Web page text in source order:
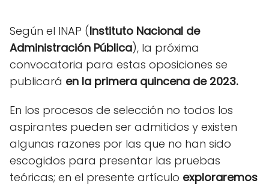
Según el INAP (Instituto Nacional de
Administración Pública), la próxima
convocatoria para estas oposiciones se
publicará en la primera quincena de 2023.
En los procesos de selección no todos los
aspirantes pueden ser admitidos y existen
algunas razones por las que no han sido
escogidos para presentar las pruebas
teóricas; en el presente artículo exploraremos